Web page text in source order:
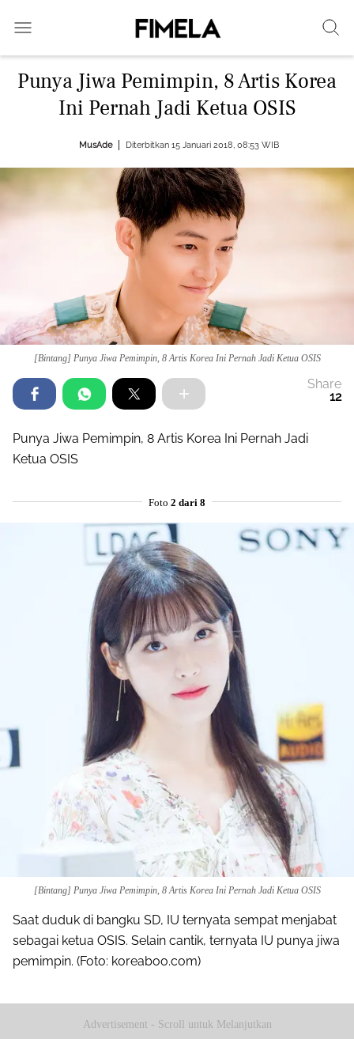
Punya Jiwa Pemimpin, 8 Artis Korea
Ini Pernah Jadi Ketua OSIS
MusAde Diterbitkan 15 Januari 2018, 08:53 WIB
[Bintang] Punya Jiwa Pemimpin, 8 Artis Korea Ini Pernah Jadi Ketua OSIS
Share
12
Punya Jiwa Pemimpin, 8 Artis Korea Ini Pernah Jadi
Ketua OSIS
Foto 2 dari 8
[Bintang] Punya Jiwa Pemimpin, 8 Artis Korea Ini Pernah Jadi Ketua OSIS
Saat duduk di bangku SD, IU ternyata sempat menjabat
sebagai ketua OSIS. Selain cantik, ternyata IU punya jiwa
pemimpin. (Foto: koreaboo.com)
Advertisement - Scroll untuk Melanjutkan